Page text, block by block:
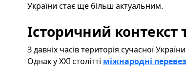
України стає ще більш актуальним.
Історичний контекст
З давніх часів територія сучасної
Однак у XXI столітті міжнародні